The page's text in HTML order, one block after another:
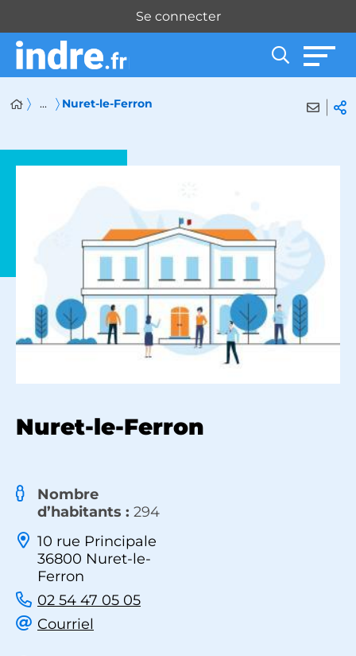
Panneau de gestion des cookies
Se connecter
... Nuret-le-Ferron
Nuret-le-Ferron
Nombre
d’habitants : 294
10 rue Principale
36800 Nuret-le-
Ferron
02 54 47 05 05
Courriel